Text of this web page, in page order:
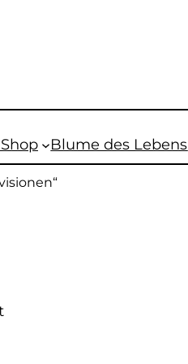
Blume des Lebens